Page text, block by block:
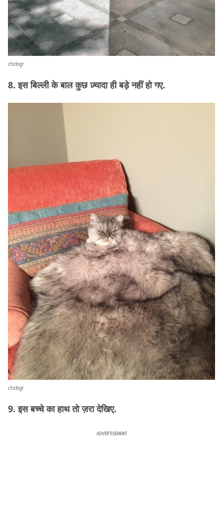
chzbgr
8. इस बिल्ली के बाल कुछ ज़्यादा ही बड़े नहीं हो गए.
chzbgr
9. इस बच्चे का हाथ तो ज़रा देखिए.
ADVERTISEMENT